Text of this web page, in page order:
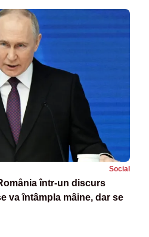
Social
într-un discurs
va întâmpla mâine, dar se